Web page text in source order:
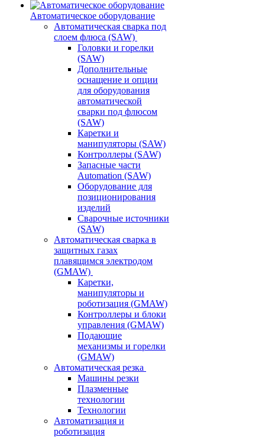
Автоматическое оборудование
Автоматическая сварка под
слоем флюса (SAW)
Головки и горелки
(SAW)
Дополнительные
оснащение и опции
для оборудования
автоматической
сварки под флюсом
(SAW)
Каретки и
манипуляторы (SAW)
Контроллеры (SAW)
Запасные части
Automation (SAW)
Оборудование для
позиционирования
изделий
Сварочные источники
(SAW)
Автоматическая сварка в
защитных газах
плавящимся электродом
(GMAW)
Каретки,
манипуляторы и
роботизация (GMAW)
Контроллеры и блоки
управления (GMAW)
Подающие
механизмы и горелки
(GMAW)
Автоматическая резка
Машины резки
Плазменные
технологии
Технологии
Автоматизация и
роботизация